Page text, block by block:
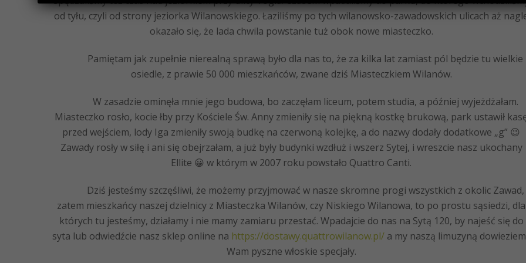
od tyłu, czyli od strony jeziorka Wilanowskiego. Łaziliśmy po tych wilanowsko-zawadowskich ulicach aż
okazało się, że lada chwila powstanie tuż obok nowe miasteczko.
Pamiętam jak zupełnie nierealną sprawą było dla nas to, że za kilka lat zamiast pól będzie tu wielkie
osiedle, z prawie 50 000 mieszkańców, zwane dziś Miasteczkiem Wilanów.
W zasadzie ominęła mnie jego budowa, bo zaczęłam liceum, potem studia, a później wyjeżdżałam.
Miasteczko rosło, kocie łby przy Kościele Św. Anny zmieniły się na piękną kostkę brukową, park ustawił
przed wejściem, lody Iga zmieniły swoją budkę na czerwoną kolejkę, a do nazwy dodały dodatkowe „g” 😉
Zawady rosły w siłę i ani się obejrzałam, a już były budynki wzdłuż i wszerz Sytej, i wreszcie nasz ukochany
Ellite 😀 w którym w 2007 roku powstało Quattro Canti.
Dziś jesteśmy szczęśliwi, że możemy przyjmować w nasze skromne progi wszystkich z okolic Zawad,
zatem mieszkańcy naszej dzielnicy z Miasteczka Wilanów, czy Niskiego Wilanowa, to po prostu sąsiedzi, dla
których tu jesteśmy, działamy i nie mamy zamiaru przestać. Wpadajcie do nas na Sytą 120, by najeść się do
syta lub odwiedźcie nasz sklep online na https://dostawy.quattrowilanow.pl/a my naszą limuzyną
Wam pyszne włoskie specjały.